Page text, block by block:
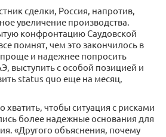
сделки, Россия, напротив,
увеличение производства.
конфронтацию Саудовской
помнят, чем это закончилось в
проще и надежнее попросить
выступить с особой позицией и
status quo еще на месяц,
чтобы ситуация с рисками
более надежные основания для
«Другого объяснения, почему